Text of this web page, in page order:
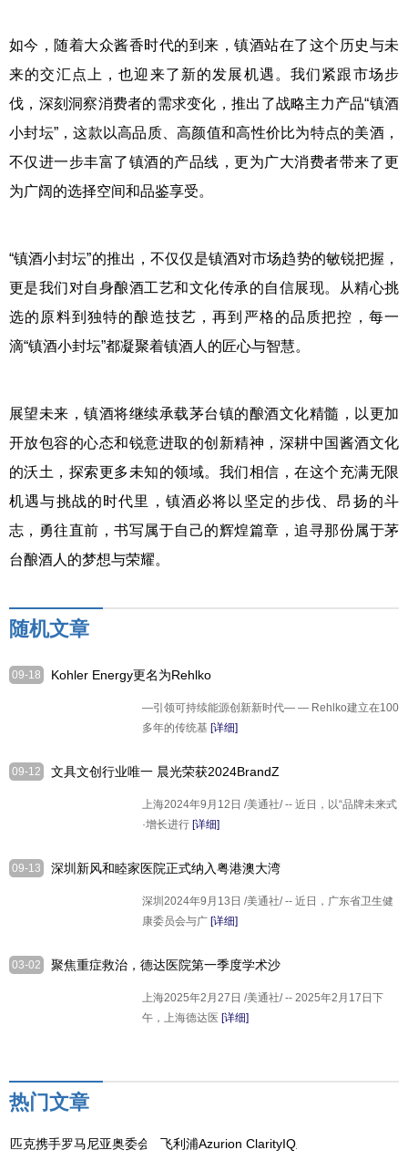
如今，随着大众酱香时代的到来，镇酒站在了这个历史与未
来的交汇点上，也迎来了新的发展机遇。我们紧跟市场步
伐，深刻洞察消费者的需求变化，推出了战略主力产品“镇酒
小封坛”，这款以高品质、高颜值和高性价比为特点的美酒，
不仅进一步丰富了镇酒的产品线，更为广大消费者带来了更
为广阔的选择空间和品鉴享受。
“镇酒小封坛”的推出，不仅仅是镇酒对市场趋势的敏锐把握，
更是我们对自身酿酒工艺和文化传承的自信展现。从精心挑
选的原料到独特的酿造技艺，再到严格的品质把控，每一
滴“镇酒小封坛”都凝聚着镇酒人的匠心与智慧。
展望未来，镇酒将继续承载茅台镇的酿酒文化精髓，以更加
开放包容的心态和锐意进取的创新精神，深耕中国酱酒文化
的沃土，探索更多未知的领域。我们相信，在这个充满无限
机遇与挑战的时代里，镇酒必将以坚定的步伐、昂扬的斗
志，勇往直前，书写属于自己的辉煌篇章，追寻那份属于茅
台酿酒人的梦想与荣耀。
随机文章
09-18 Kohler Energy更名为Rehlko
—引领可持续能源创新新时代— — Rehlko建立在100
多年的传统基 [详细]
09-12
文具文创行业唯一 晨光荣获2024BrandZ
上海2024年9月12日 /美通社/ -- 近日，以“品牌未来式
·增长进行 [详细]
09-13
深圳新风和睦家医院正式纳入粤港澳大湾
深圳2024年9月13日 /美通社/ -- 近日，广东省卫生健
康委员会与广 [详细]
03-02
聚焦重症救治，德达医院第一季度学术沙
上海2025年2月27日 /美通社/ -- 2025年2月17日下
午，上海德达医 [详细]
热门文章
匹克携手罗马尼亚奥委会，再启八年荣耀新征程飞利浦Azurion ClarityIQ血管造影系统亮相